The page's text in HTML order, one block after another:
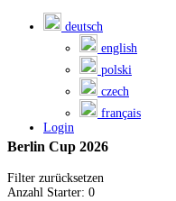
deutsch
english
polski
czech
français
Login
Berlin Cup 2026
Filter zurücksetzen
Anzahl Starter: 0